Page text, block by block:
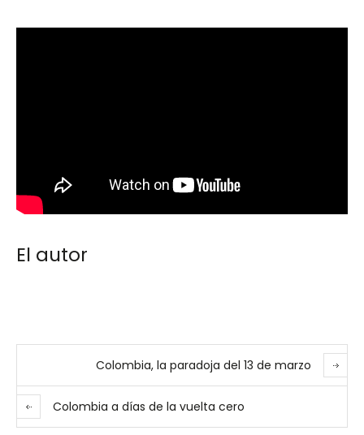
El autor
Colombia, la paradoja del 13 de marzo
Colombia a días de la vuelta cero